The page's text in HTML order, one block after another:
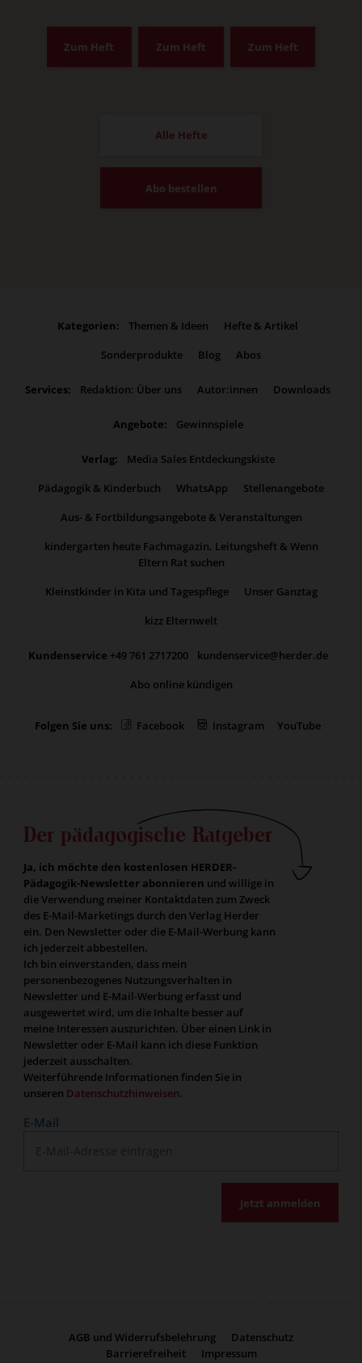
Zum Heft Zum Heft Zum Heft
Alle Hefte
Abo bestellen
Kategorien: Themen & Ideen
Hefte & Artikel
Sonderprodukte
Blog Abos
Services: Redaktion: Über uns Autor:innen Downloads
Angebote: Gewinnspiele
Verlag:
Media Sales Entdeckungskiste
Pädagogik & Kinderbuch
WhatsApp
Stellenangebote
Aus- & Fortbildungsangebote & Veranstaltungen
kindergarten heute Fachmagazin, Leitungsheft & Wenn
Eltern Rat suchen
Kleinstkinder in Kita und Tagespflege
Unser Ganztag
kizz Elternwelt
Kundenservice +49 761 2717200
kundenservice@herder.de
Abo online kündigen
Folgen Sie uns: Facebook Instagram YouTube
Der pädagogische Ratgeber
Ja, ich möchte den kostenlosen HERDER-
Pädagogik-Newsletter abonnieren und willige in
die Verwendung meiner Kontaktdaten zum Zweck
des E-Mail-Marketings durch den Verlag Herder
ein. Den Newsletter oder die E-Mail-Werbung kann
ich jederzeit abbestellen.
Ich bin einverstanden, dass mein
personenbezogenes Nutzungsverhalten in
Newsletter und E-Mail-Werbung erfasst und
ausgewertet wird, um die Inhalte besser auf
meine Interessen auszurichten. Über einen Link in
Newsletter oder E-Mail kann ich diese Funktion
jederzeit ausschalten.
Weiterführende Informationen finden Sie in
unseren Datenschutzhinweisen.
E-Mail
Jetzt anmelden
AGB und Widerrufsbelehrung
Datenschutz
Barrierefreiheit
Impressum